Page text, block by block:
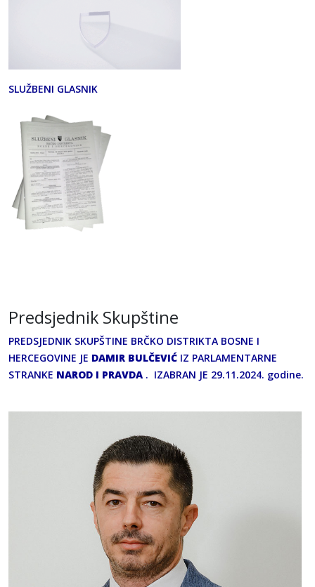
SLUŽBENI GLASNIK
Predsjednik Skupštine
PREDSJEDNIK SKUPŠTINE BRČKO DISTRIKTA BOSNE I
HERCEGOVINE JE DAMIR BULČEVIĆ IZ PARLAMENTARNE
STRANKE NAROD I PRAVDA . IZABRAN JE 29.11.2024. godine.